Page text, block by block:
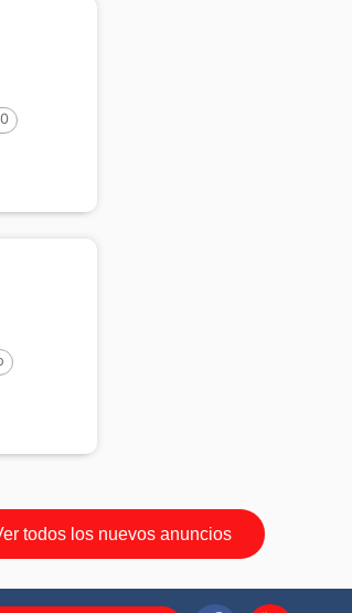
todos los nuevos anuncios